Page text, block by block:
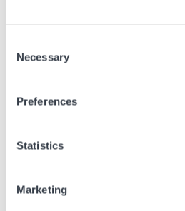
Selection
Necessary
Preferences
Statistics
Marketing
The Long-Awaited 38mm Khaki Field
Finden Sie andere Artikel in der Zeitung,